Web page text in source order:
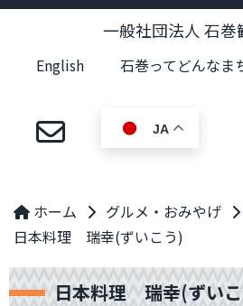
一般社団法人 石巻
English 石巻ってどんなま
JA
ホーム
グルメ・おみやげ
日本料理 瑞幸(ずいこう)
日本料理 瑞幸(ずい